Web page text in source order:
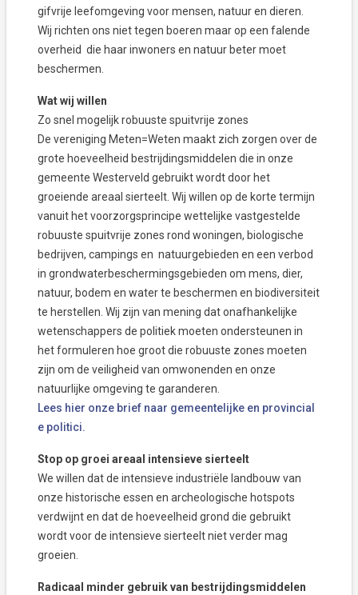
gifvrije leefomgeving voor mensen, natuur en dieren.
Wij richten ons niet tegen boeren maar op een falende
overheid die haar inwoners en natuur beter moet
beschermen.
Wat wij willen
Zo snel mogelijk robuuste spuitvrije zones
De vereniging Meten=Weten maakt zich zorgen over de
grote hoeveelheid bestrijdingsmiddelen die in onze
gemeente Westerveld gebruikt wordt door het
groeiende areaal sierteelt. Wij willen op de korte termijn
vanuit het voorzorgsprincipe wettelijke vastgestelde
robuuste spuitvrije zones rond woningen, biologische
bedrijven, campings en natuurgebieden en een verbod
in grondwaterbeschermingsgebieden om mens, dier,
natuur, bodem en water te beschermen en biodiversiteit
te herstellen. Wij zijn van mening dat onafhankelijke
wetenschappers de politiek moeten ondersteunen in
het formuleren hoe groot die robuuste zones moeten
zijn om de veiligheid van omwonenden en onze
natuurlijke omgeving te garanderen.
Lees hier onze brief naar gemeentelijke en provincial
e politici.
Stop op groei areaal intensieve sierteelt
We willen dat de intensieve industriële landbouw van
onze historische essen en archeologische hotspots
verdwijnt en dat de hoeveelheid grond die gebruikt
wordt voor de intensieve sierteelt niet verder mag
groeien.
Radicaal minder gebruik van bestrijdingsmiddelen